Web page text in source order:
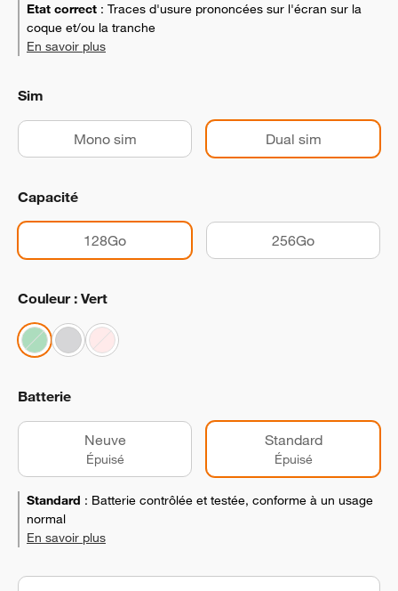
Etat correct : Traces d'usure prononcées sur l'écran sur la
coque et/ou la tranche
En savoir plus
Sim
Mono sim Dual sim
Capacité
128Go 256Go
Couleur : Vert
Batterie
Neuve
Épuisé
Standard
Épuisé
Standard : Batterie contrôlée et testée, conforme à un usage
normal
En savoir plus